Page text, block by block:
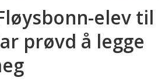
elev til
prøvd å legge